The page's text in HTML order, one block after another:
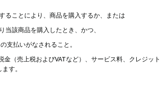
ることにより、商品を購入するか、または
該商品を購入したとき、かつ、
支払いがなされること。
（売上税およびVATなど）、サービス料、クレジット
す。